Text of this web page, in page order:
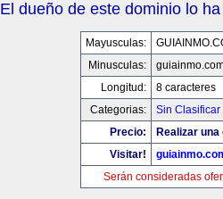
El dueño de este dominio lo
Mayusculas:
Minusculas:
Longitud:
8 caracteres
Categorias:
Sin Clasificar
Precio:
Realizar
Visitar!
Serán consideradas